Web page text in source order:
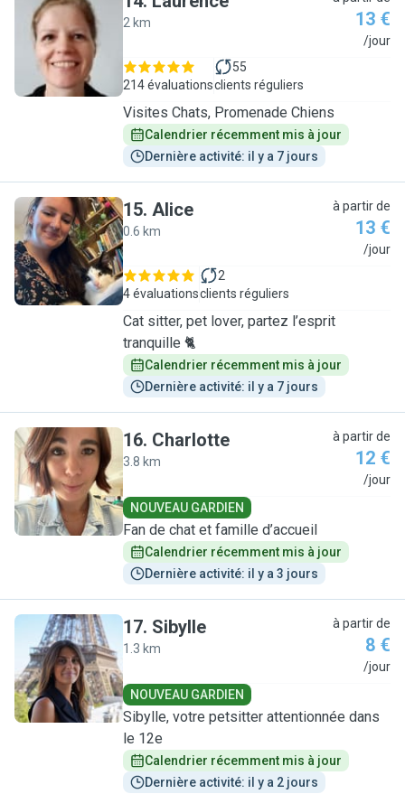
L
2 km 13 €
/jour
214 évaluations
55
clients réguliers
Visites Chats, Promenade Chiens
Calendrier récemment mis à jour
Dernière activité: il y a 7 jours
A
15. Alice
0.6 km
à partir de
13 €
/jour
4 évaluations
2
clients réguliers
Cat sitter, pet lover, partez l’esprit
tranquille 🐈
Calendrier récemment mis à jour
Dernière activité: il y a 7 jours
C
16. Charlotte
3.8 km
à partir de
12 €
/jour
NOUVEAU GARDIEN
Fan de chat et famille d’accueil
Calendrier récemment mis à jour
Dernière activité: il y a 3 jours
S
17. Sibylle
1.3 km
à partir de
8 €
/jour
NOUVEAU GARDIEN
Sibylle, votre petsitter attentionnée dans
le 12e
Calendrier récemment mis à jour
Dernière activité: il y a 2 jours